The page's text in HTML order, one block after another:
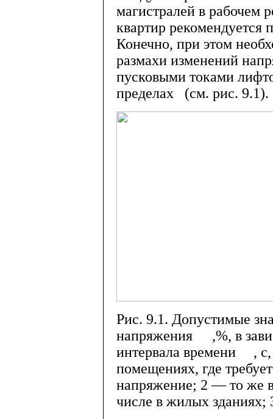
магистралей в рабочем
квартир рекомендуется
Конечно, при этом
размахи изменений
пусковыми токами
пределах (см. рис. 9.1).
Рис. 9.1. Допустимые
напряжения
,%, в
интервала времени
,
помещениях, где
напряжение; 2 — то же
числе в жилых